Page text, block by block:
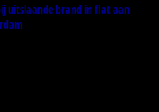
uitslaande brand in flat aan